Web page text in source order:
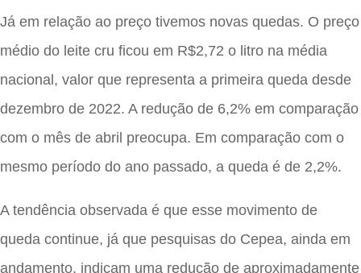
Já em relação ao preço tivemos novas quedas. O preço
médio do leite cru ficou em R$2,72 o litro na média
nacional, valor que representa a primeira queda desde
dezembro de 2022. A redução de 6,2% em comparação
com o mês de abril preocupa. Em comparação com o
mesmo período do ano passado, a queda é de 2,2%.
A tendência observada é que esse movimento de
queda continue, já que pesquisas do Cepea, ainda em
andamento, indicam uma redução de aproximadamente